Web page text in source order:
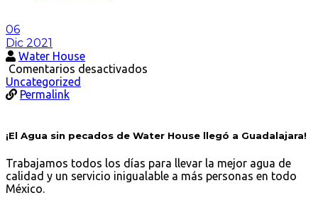
06
Dic 2021
Water House
Comentarios desactivados
de
House
llegó
a
Uncategorized
Permalink
¡El Agua sin pecados de Water House llegó a Guadalajara!
Trabajamos todos los días para llevar la mejor agua de
calidad y un servicio inigualable a más personas en todo
México.